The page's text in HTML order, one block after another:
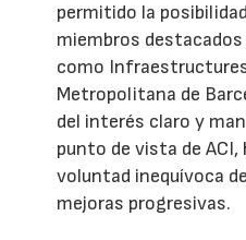
permitido la
miembros
como
Metropolitana de
del interés claro y
punto de vista de
voluntad inequívoca
mejoras progresivas.